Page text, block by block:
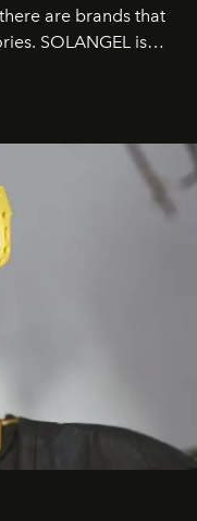
are brands that
SOLANGEL is